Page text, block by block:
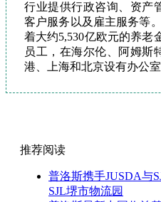
行业提供行政咨询、资产
客户服务以及雇主服务等
着大约5,530亿欧元的养老
员工，在海尔伦、阿姆斯
港、上海和北京设有办公室
推荐阅读
普洛斯携手JUSDA与
SJL堺市物流园